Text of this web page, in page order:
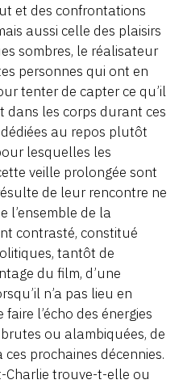
et des confrontations
aussi celle des plaisirs
sombres, le réalisateur
personnes qui ont en
tenter de capter ce qu’il
dans les corps durant ces
au repos plutôt
lesquelles les
veille prolongée sont
de leur rencontre ne
l’ensemble de la
contrasté, constitué
tantôt de
du film, d’une
n’a pas lieu en
l’écho des énergies
ou alambiquées, de
prochaines décennies.
Charlie trouve-t-elle ou